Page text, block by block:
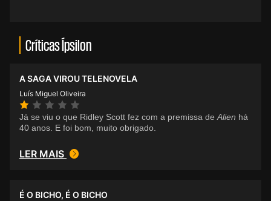
Críticas Ípsilon
A SAGA VIROU TELENOVELA
Luís Miguel Oliveira
Já se viu o que Ridley Scott fez com a premissa deAlien há
40 anos. E foi bom, muito obrigado.
LER MAIS
É O BICHO, É O BICHO